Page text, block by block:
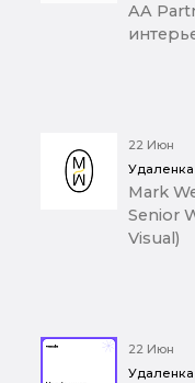
AA
22 Июн
Удаленка
Mark
Senior
Visual)
22 Июн
Удаленка